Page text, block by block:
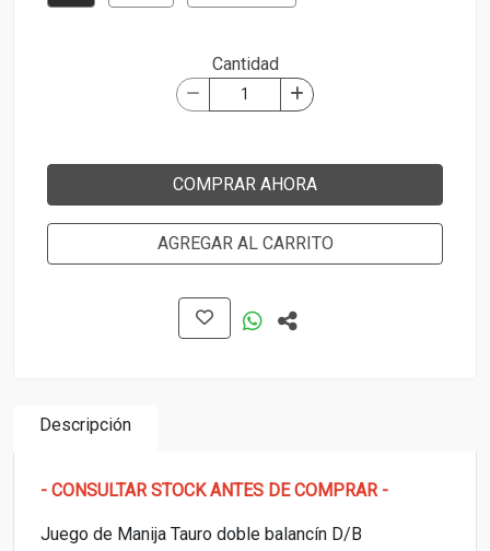
Cantidad
COMPRAR AHORA
AGREGAR AL CARRITO
Descripción
- CONSULTAR STOCK ANTES DE COMPRAR -
Juego de Manija Tauro doble balancín D/B